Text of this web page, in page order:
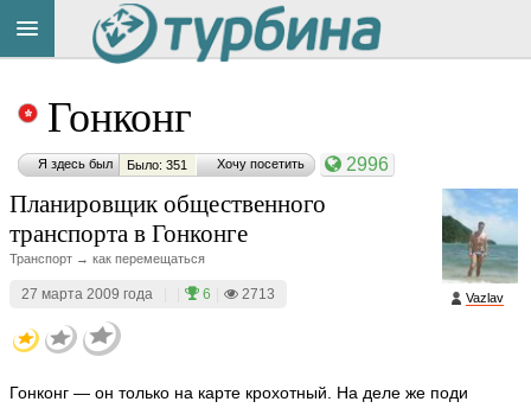
Гонконг
Я здесь был Было: 351 Хочу посетить 2996
Vazlav
Планировщик общественного
транспорта в Гонконге
Транспорт → как перемещаться
27 марта 2009 года 6 2713
Гонконг — он только на карте крохотный. На деле же поди
на
сайте:
Button